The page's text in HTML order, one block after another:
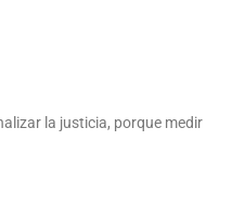
la justicia, porque medir